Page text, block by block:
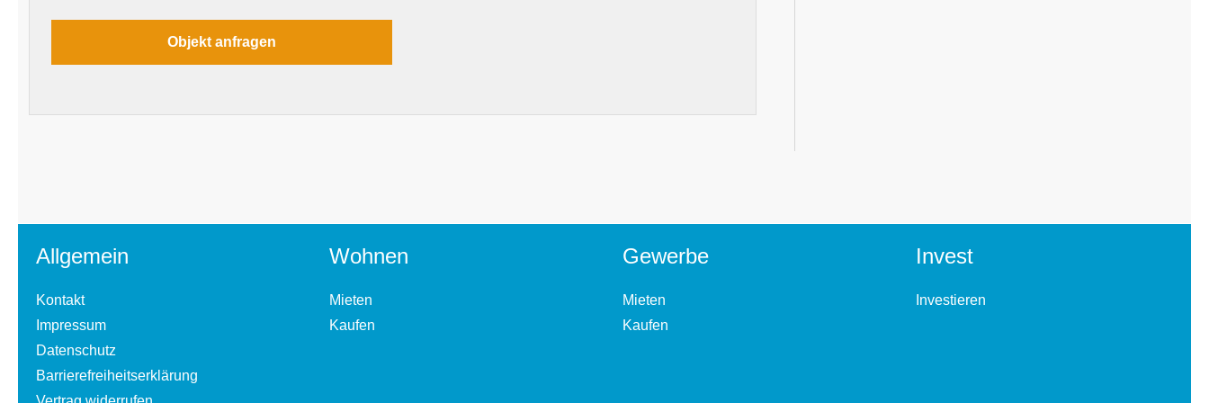
Allgemein
Kontakt
Impressum
Datenschutz
Barrierefreiheitserklärung
Wohnen
Mieten
Kaufen
Gewerbe
Mieten
Kaufen
Invest
Investieren